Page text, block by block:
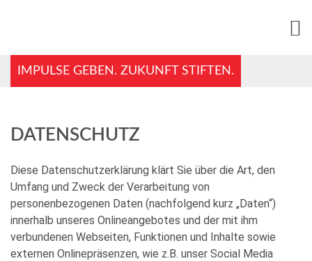
IMPULSE GEBEN. ZUKUNFT STIFTEN.
DATENSCHUTZ
Diese Datenschutzerklärung klärt Sie über die Art, den
Umfang und Zweck der Verarbeitung von
personenbezogenen Daten (nachfolgend kurz „Daten“)
innerhalb unseres Onlineangebotes und der mit ihm
verbundenen Webseiten, Funktionen und Inhalte sowie
externen Onlinepräsenzen, wie z.B. unser Social Media